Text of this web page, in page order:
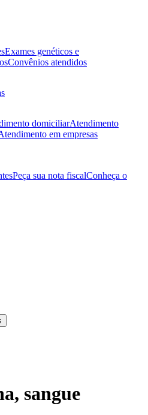
Exames genéticos e
Convênios atendidos
domiciliarAtendimento
em empresas
Peça sua nota fiscalConheça o
sangue